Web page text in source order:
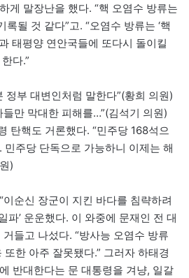
게 말장난을 했다. “핵 오염수 방류는
록될 것 같다”고. “오염수 방류는 ‘핵
태평양 연안국들에 또다시 돌이킬
다.”
정부 대변인처럼 말한다”(황희 의원)
만 막대한 피해를…”(김석기 의원)
탄핵도 거론했다. “민주당 168석으
주당 단독으로 가능하니 이제는 해
)
순신 장군이 지킨 바다를 침략하려
파’ 운운했다. 이 와중에 문재인 전 대
들고 나섰다. “방사능 오염수 방류
한 아주 잘못됐다.” 그러자 하태경
반대한다는 문 대통령을 겨냥, 일갈